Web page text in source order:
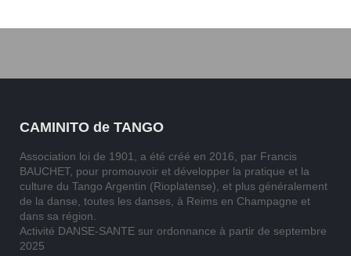
CAMINITO de TANGO
Association loi de 1901, a été créé en 2016, par Francis
BAUCHET, pour promouvoir et développer la pratique et la
culture du Tango Argentin (Rioplatense), et plus généralement
de la danse, toutes les danses, à Reims en Champagne et
dans sa région.
Activité DANSE-SANTE sur ordonnance à partir de septembre
2025